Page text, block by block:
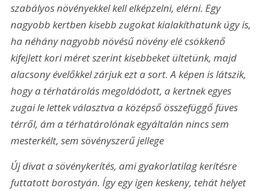
szabályos növényekkel kell elképzelni, elérni. Egy
nagyobb kertben kisebb zugokat kialakíthatunk úgy is,
ha néhány nagyobb növésű növény elé csökkenő
kifejlett kori méret szerint kisebbeket ültetünk, majd
alacsony évelőkkel zárjuk ezt a sort. A képen is látszik,
hogy a térhatárolás megoldódott, a kertnek egyes
zugai le lettek választva a középső összefüggő füves
térről, ám a térhatárolónak egyáltalán nincs sem
mesterkélt, sem sövényszerű jellege
Új divat a sövénykerítés, ami gyakorlatilag kerítésre
futtatott borostyán. Így egy igen keskeny, tehát helyet